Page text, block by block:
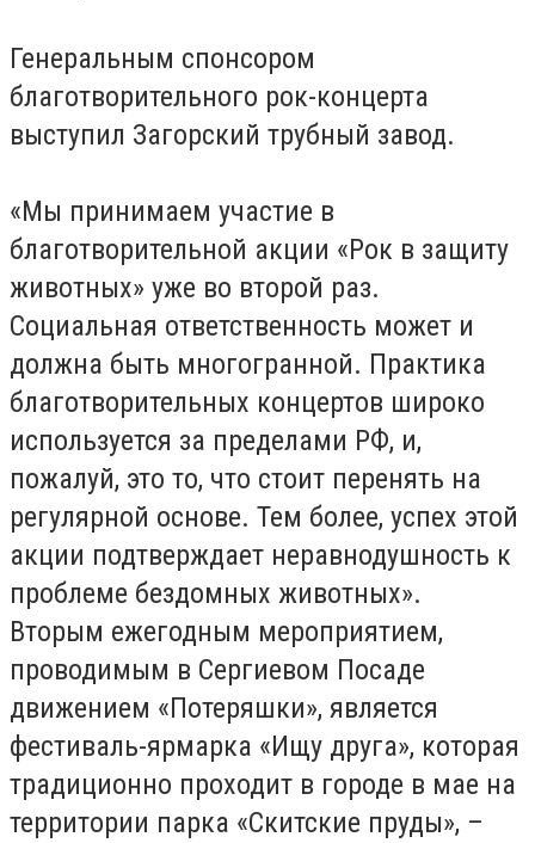
Генеральным спонсором
благотворительного рок-концерта
выступил Загорский трубный завод.
«Мы принимаем участие в
благотворительной акции «Рок в защиту
животных» уже во второй раз.
Социальная ответственность может и
должна быть многогранной. Практика
благотворительных концертов широко
используется за пределами РФ, и,
пожалуй, это то, что стоит перенять на
регулярной основе. Тем более, успех этой
акции подтверждает неравнодушность к
проблеме бездомных животных».
Вторым ежегодным мероприятием,
проводимым в Сергиевом Посаде
движением «Потеряшки», является
фестиваль-ярмарка «Ищу друга», которая
традиционно проходит в городе в мае на
территории парка «Скитские пруды», –